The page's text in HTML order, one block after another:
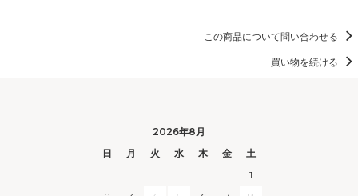
この商品について問い合わせる
買い物を続ける
2026年8月
日
月 火 水 木 金
土
1